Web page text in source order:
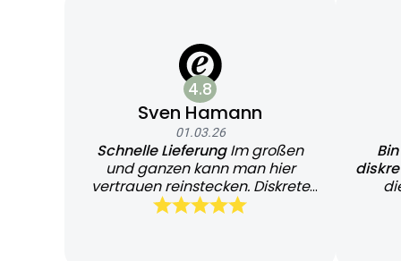
4.8
Sven Hamann
01.03.26
Schnelle LieferungIm großen
und ganzen kann man hier
vertrauen reinstecken. Diskrete
und schnelle Lieferung